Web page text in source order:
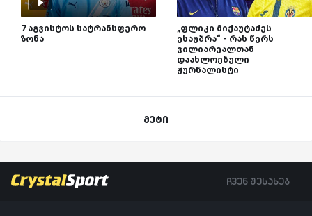
7 აგვისტოს სატრანსფერო
ზონა
„ფლიკი მიქაუტაძეს
ესაუბრა“ - რას წერს
ვილიარეალთან
დაახლოებული
ჟურნალისტი
მეტი
ჩვენ შესახებ